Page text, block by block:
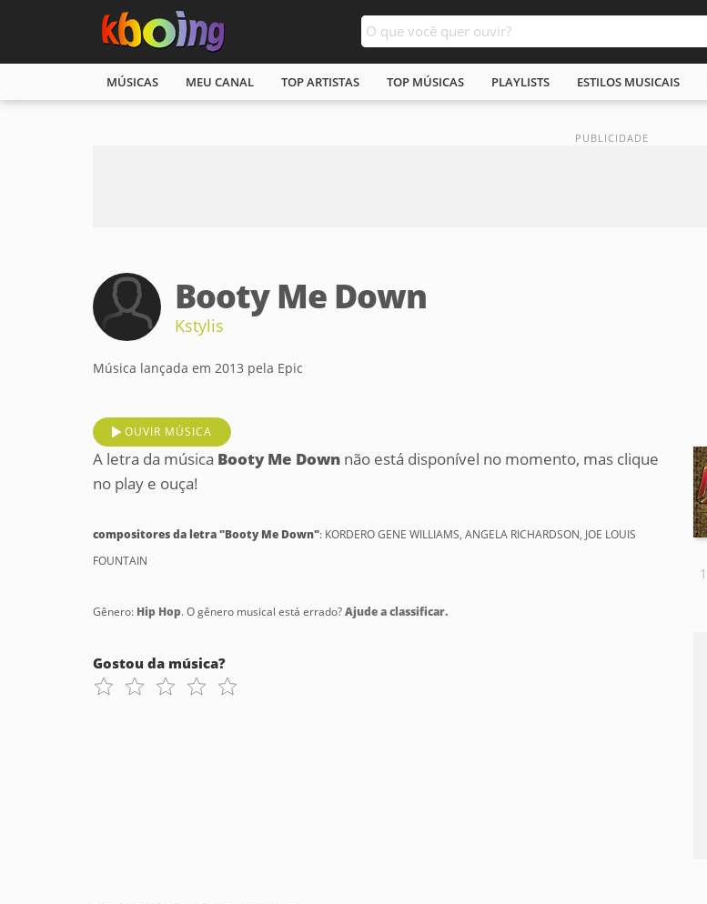
MÚSICAS MEU CANAL TOP ARTISTAS TOP MÚSICAS PLAYLISTS ESTILOS MUSICAIS
Booty Me Down
Kstylis
Música lançada em 2013 pela Epic
OUVIR MÚSICA
A letra da música Booty Me Down não está disponível no momento, mas clique
no play e ouça!
compositores da letra "Booty Me Down": KORDERO GENE WILLIAMS, ANGELA RICHARDSON, JOE LOUIS
FOUNTAIN
Gênero: Hip Hop. O gênero musical está errado?Ajude a classificar.
Gostou da música?